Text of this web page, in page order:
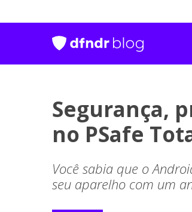
Segurança,
no PSafe
Você sabia que o
seu aparelho com um